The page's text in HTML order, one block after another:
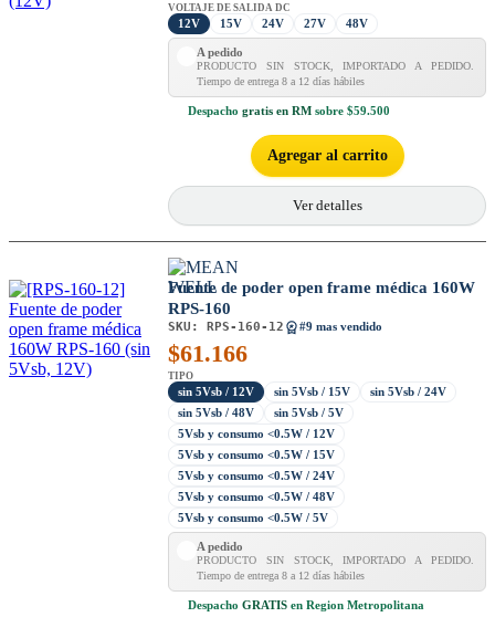
VOLTAJE DE SALIDA DC
12V 15V 24V 27V 48V
A pedido
PRODUCTO SIN STOCK, IMPORTADO A PEDIDO.
Tiempo de entrega 8 a 12 días hábiles
Despacho gratis en RM sobre $59.500
Agregar al carrito
Ver detalles
Fuente de poder open frame médica 160W
RPS-160
SKU: RPS-160-12 #9 mas vendido
$61.166
TIPO
sin 5Vsb / 12V sin 5Vsb / 15V
sin 5Vsb / 24V
sin 5Vsb / 48V
sin 5Vsb / 5V
5Vsb y consumo <0.5W / 12V
5Vsb y consumo <0.5W / 15V
5Vsb y consumo <0.5W / 24V
5Vsb y consumo <0.5W / 48V
5Vsb y consumo <0.5W / 5V
A pedido
PRODUCTO SIN STOCK, IMPORTADO A PEDIDO.
Tiempo de entrega 8 a 12 días hábiles
Despacho GRATIS en Region Metropolitana